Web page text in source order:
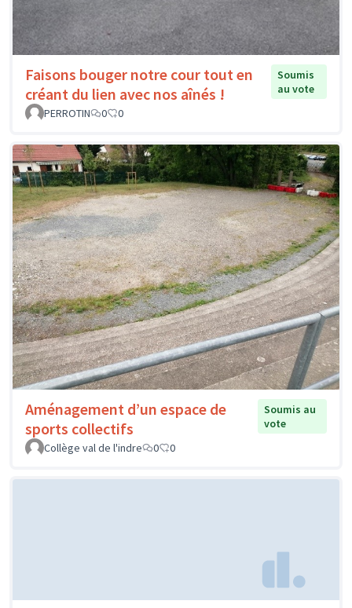
Faisons bouger notre cour tout en
créant du lien avec nos aînés !
Soumis
au vote
PERROTIN
0 0
Aménagement d’un espace de
sports collectifs
Soumis au
vote
Collège val de l'indre
0 0